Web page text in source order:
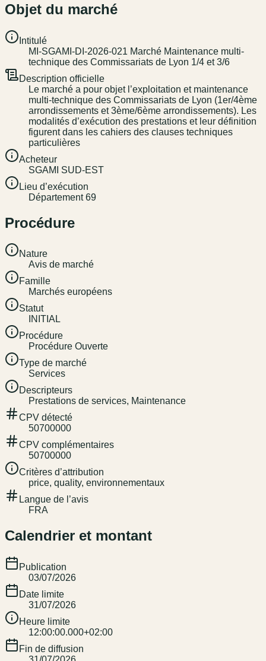
Objet du marché
Intitulé
MI-SGAMI-DI-2026-021 Marché Maintenance multi-
technique des Commissariats de Lyon 1/4 et 3/6
Description officielle
Le marché a pour objet l’exploitation et maintenance
multi-technique des Commissariats de Lyon (1er/4ème
arrondissements et 3ème/6ème arrondissements). Les
modalités d’exécution des prestations et leur définition
figurent dans les cahiers des clauses techniques
particulières
Acheteur
SGAMI SUD-EST
Lieu d’exécution
Département 69
Procédure
Nature
Avis de marché
Famille
Marchés européens
Statut
INITIAL
Procédure
Procédure Ouverte
Type de marché
Services
Descripteurs
Prestations de services, Maintenance
CPV détecté
50700000
CPV complémentaires
50700000
Critères d’attribution
price, quality, environnementaux
Langue de l’avis
FRA
Calendrier et montant
Publication
03/07/2026
Date limite
31/07/2026
Heure limite
12:00:00.000+02:00
Fin de diffusion